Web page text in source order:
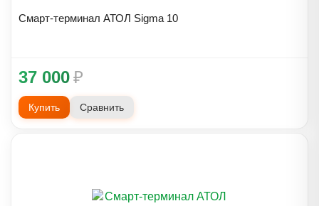
Смарт-терминал АТОЛ Sigma 10
37 000₽
Купить Сравнить